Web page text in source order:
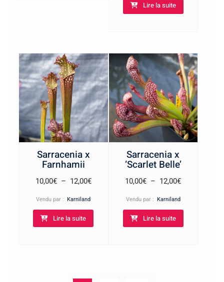
Lire la suite
Sarracenia x
Farnhamii
10,00€ – 12,00€Plage
Vendu par : Karniland
Lire la suite
Sarracenia x
‘Scarlet Belle’
10,00€ – 12,00€Plage
Vendu par : Karniland
Lire la suite